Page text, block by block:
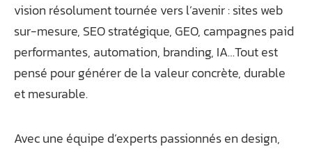
vision résolument tournée vers l’avenir : sites web
sur-mesure, SEO stratégique, GEO, campagnes paid
performantes, automation, branding, IA…Tout est
pensé pour générer de la valeur concrète, durable
et mesurable.
Avec une équipe d’experts passionnés en design,